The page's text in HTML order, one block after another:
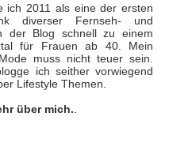
ich 2011 als eine der ersten
diverser Fernseh- und
der Blog schnell zu einem
für Frauen ab 40. Mein
muss nicht teuer sein.
ich seither vorwiegend
Lifestyle Themen.
über mich.